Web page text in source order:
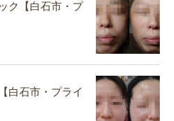
ク【白石市・プ
白石市・プライ